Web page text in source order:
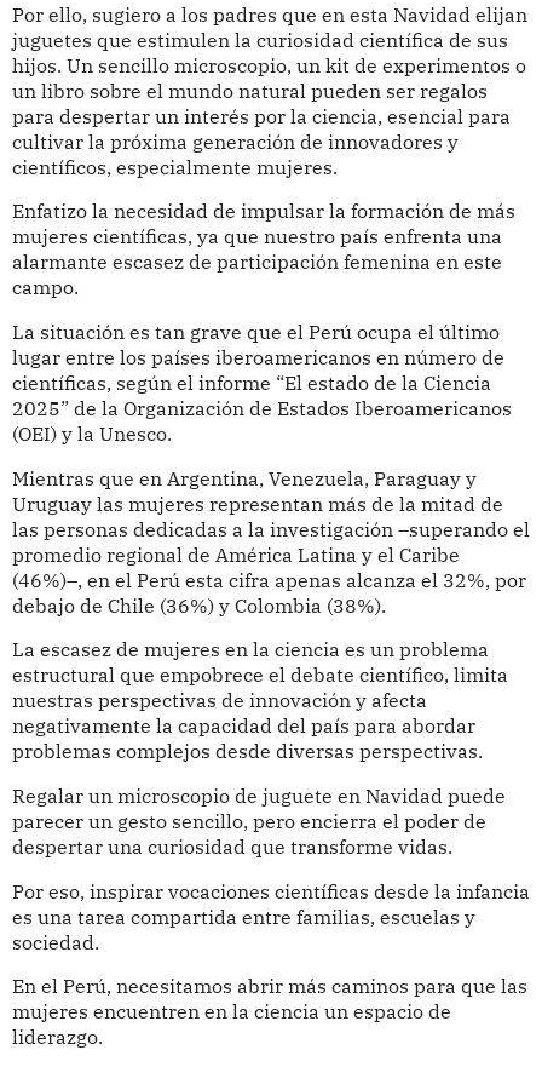
Por ello, sugiero a los padres que en esta Navidad elijan
juguetes que estimulen la curiosidad científica de sus
hijos. Un sencillo microscopio, un kit de experimentos o
un libro sobre el mundo natural pueden ser regalos
para despertar un interés por la ciencia, esencial para
cultivar la próxima generación de innovadores y
científicos, especialmente mujeres.
Enfatizo la necesidad de impulsar la formación de más
mujeres científicas, ya que nuestro país enfrenta una
alarmante escasez de participación femenina en este
campo.
La situación es tan grave que el Perú ocupa el último
lugar entre los países iberoamericanos en número de
científicas, según el informe “El estado de la Ciencia
2025” de la Organización de Estados Iberoamericanos
(OEI) y la Unesco.
Mientras que en Argentina, Venezuela, Paraguay y
Uruguay las mujeres representan más de la mitad de
las personas dedicadas a la investigación –superando el
promedio regional de América Latina y el Caribe
(46%)–, en el Perú esta cifra apenas alcanza el 32%, por
debajo de Chile (36%) y Colombia (38%).
La escasez de mujeres en la ciencia es un problema
estructural que empobrece el debate científico, limita
nuestras perspectivas de innovación y afecta
negativamente la capacidad del país para abordar
problemas complejos desde diversas perspectivas.
Regalar un microscopio de juguete en Navidad puede
parecer un gesto sencillo, pero encierra el poder de
despertar una curiosidad que transforme vidas.
Por eso, inspirar vocaciones científicas desde la infancia
es una tarea compartida entre familias, escuelas y
sociedad.
En el Perú, necesitamos abrir más caminos para que las
mujeres encuentren en la ciencia un espacio de
liderazgo.